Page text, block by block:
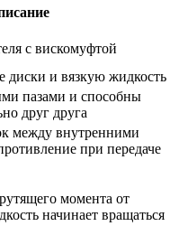
с вискомуфтой
диски и вязкую жидкость
пазами и способны
друг друга
между внутренними
при передаче
момента от
начинает вращаться